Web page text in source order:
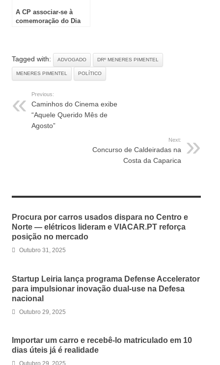
A CP associar-se à
comemoração do Dia
Tagged with: ADVOGADO DRº MENERES PIMENTEL
MENERES PIMENTEL POLÍTICO
Previous:
Caminhos do Cinema exibe
“Aquele Querido Mês de
Agosto”
Next:
Concurso de Caldeiradas na
Costa da Caparica
Procura por carros usados dispara no Centro e
Norte — elétricos lideram e VIACAR.PT reforça
posição no mercado
Outubro 31, 2025
Startup Leiria lança programa Defense Accelerator
para impulsionar inovação dual-use na Defesa
nacional
Outubro 29, 2025
Importar um carro e recebê-lo matriculado em 10
dias úteis já é realidade
Outubro 29, 2025